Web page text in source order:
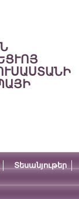
Տեսանյութեր